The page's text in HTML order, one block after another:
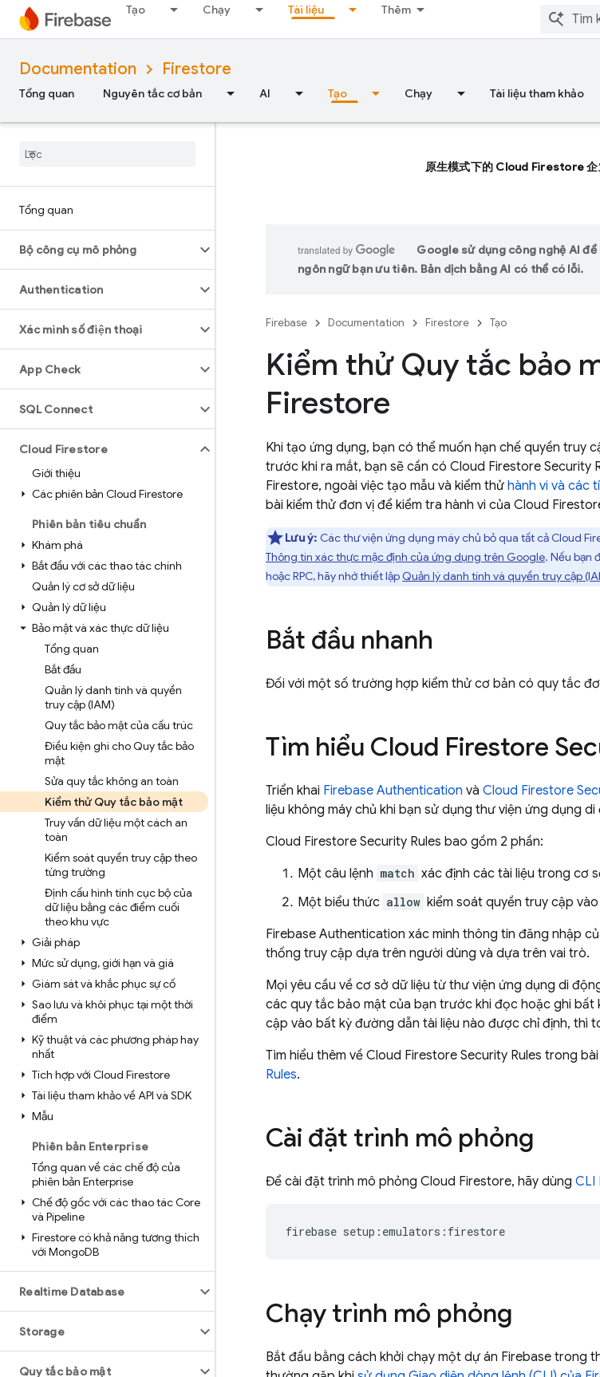
Tạo Chạy Tài liệu Thêm
Documentation Firestore
Tổng quan Nguyên tắc cơ bản AI Tạo Chạy Tài liệu tham khảo
Tổng quan
Bộ công cụ mô phỏng
Authentication
Xác minh số điện thoại
App Check
SQL Connect
Cloud Firestore
Giới thiệu
Các phiên bản Cloud Firestore
Phiên bản tiêu chuẩn
Khám phá
Bắt đầu với các thao tác chính
Quản lý cơ sở dữ liệu
Quản lý dữ liệu
Bảo mật và xác thực dữ liệu
Tổng quan
Bắt đầu
Quản lý danh tính và quyền
truy cập (IAM)
Quy tắc bảo mật của cấu trúc
Điều kiện ghi cho Quy tắc bảo
mật
Sửa quy tắc không an toàn
Kiểm thử Quy tắc bảo mật
Truy vấn dữ liệu một cách an
toàn
Kiểm soát quyền truy cập theo
từng trường
Định cấu hình tính cục bộ của
dữ liệu bằng các điểm cuối
theo khu vực
Giải pháp
Mức sử dụng,giới hạn và giá
Giám sát và khắc phục sự cố
Sao lưu và khôi phục tại một thời
điểm
Kỹ thuật và các phương pháp hay
nhất
Tích hợp với Cloud Firestore
Tài liệu tham khảo về API và SDK
Mẫu
Phiên bản Enterprise
Tổng quan về các chế độ của
phiên bản Enterprise
Chế độ gốc với các thao tác Core
và Pipeline
Firestore có khả năng tương thích
với MongoDB
Realtime Database
Storage
Quy tắc bảo mật
原生模式下的 Cloud Firestore 企
Google sử dụng công nghệ AI
ngôn ngữ bạn ưu tiên. Bản dịch bằng AI có thể có lỗi.
Firebase Documentation Firestore Tạo
Kiểm thử Quy tắc bảo
Firestore
Khi tạo ứng dụng, bạn có thể muốn hạn chế quyền truy
trước khi ra mắt, bạn sẽ cần có Cloud Firestore Security
Firestore, ngoài việc tạo mẫu và kiểm thử hành vi và các
bài kiểm thử đơn vị để kiểm tra hành vi của Cloud
Lưu ý: Các thư viện ứng dụng máy chủ bỏ qua tất cả Cloud
Thông tin xác thực mặc định của ứng dụng trên Google. Nếu bạn
hoặc RPC, hãy nhớ thiết lậpQuản lý danh tính và quyền truy cập
Bắt đầu nhanh
Đối với một số trường hợp kiểm thử cơ bản có quy tắc
Tìm hiểu Cloud Firestore
Triển khai Firebase Authentication và Cloud Firestore
liệu không máy chủ khi bạn sử dụng thư viện ứng dụng
Cloud Firestore Security Rules bao gồm 2 phần:
Một câu lệnh match xác định các tài liệu trong cơ
Một biểu thức allow kiểm soát quyền truy cập
Firebase Authentication xác minh thông tin đăng nhập
thống truy cập dựa trên người dùng và dựa trên vai trò.
Mọi yêu cầu về cơ sở dữ liệu từ thư viện ứng dụng di
các quy tắc bảo mật của bạn trước khi đọc hoặc ghi
cập vào bất kỳ đường dẫn tài liệu nào được chỉ định, thì
Tìm hiểu thêm về Cloud Firestore Security Rules trong
Rules.
Cài đặt trình mô phỏng
Để cài đặt trình mô phỏng Cloud Firestore, hãy dùng CLI
firebase setup:emulators:firestore
Chạy trình mô phỏng
Bắt đầu bằng cách khởi chạy một dự án Firebase trong